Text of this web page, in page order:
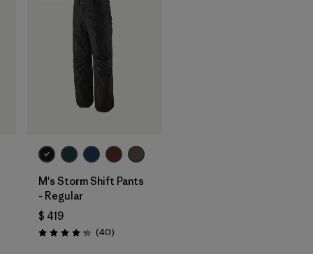
M's Storm Shift Pants
- Regular
$ 419
Valoración: 4.3 / 5
(40Comentarios
)